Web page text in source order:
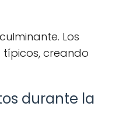
Los
creando
durante la